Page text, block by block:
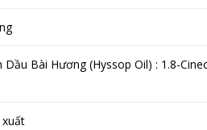
Bài Hương (Hyssop Oil) : 1.8-
xuất